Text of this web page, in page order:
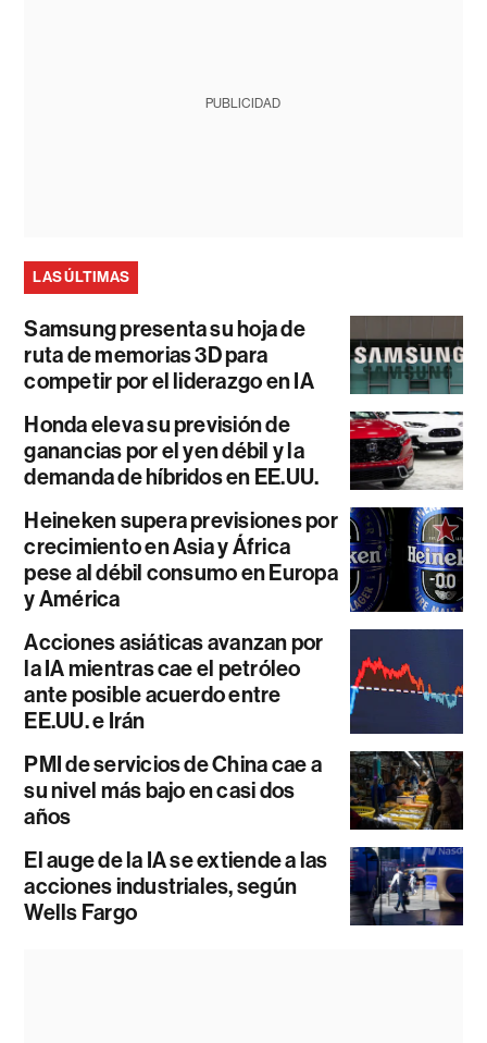
PUBLICIDAD
LAS ÚLTIMAS
Samsung presenta su hoja de
ruta de memorias 3D para
competir por el liderazgo en IA
Honda eleva su previsión de
ganancias por el yen débil y la
demanda de híbridos en EE.UU.
Heineken supera previsiones por
crecimiento en Asia y África
pese al débil consumo en Europa
y América
Acciones asiáticas avanzan por
la IA mientras cae el petróleo
ante posible acuerdo entre
EE.UU. e Irán
PMI de servicios de China cae a
su nivel más bajo en casi dos
años
El auge de la IA se extiende a las
acciones industriales, según
Wells Fargo